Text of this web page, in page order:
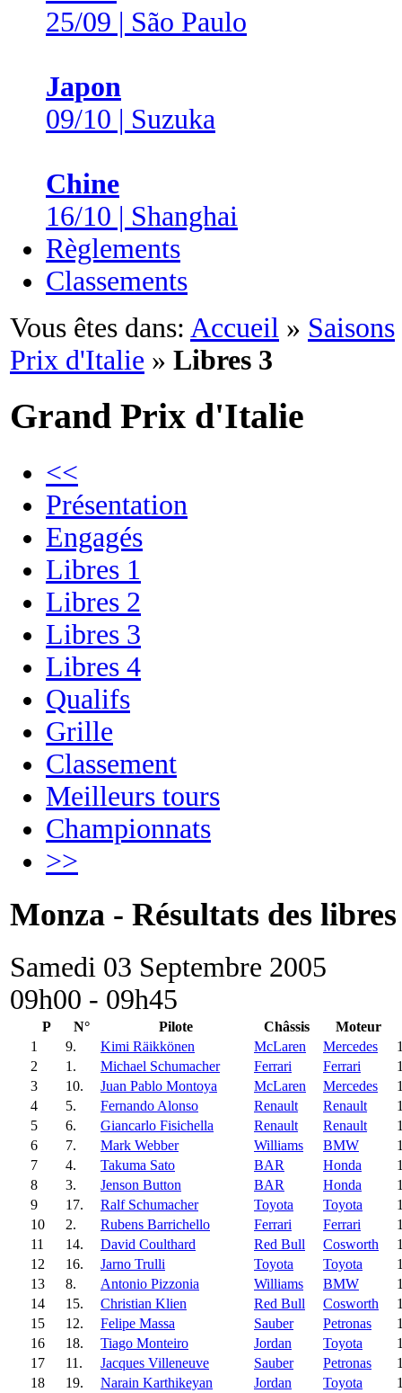
25/09 | São Paulo
Japon
09/10 | Suzuka
Chine
16/10 | Shanghai
Règlements
Classements
Vous êtes dans: Accueil » Saisons
Prix d'Italie » Libres 3
Grand Prix d'Italie
<<
Présentation
Engagés
Libres 1
Libres 2
Libres 3
Libres 4
Qualifs
Grille
Classement
Meilleurs tours
Championnats
>>
Monza - Résultats des
Samedi 03 Septembre 2005
09h00 - 09h45
P N° Pilote Châssis
Moteur
1
9. Kimi Räikkönen McLaren Mercedes
2
1. Michael Schumacher Ferrari Ferrari
3
10. Juan Pablo Montoya McLaren Mercedes
4
5. Fernando Alonso Renault Renault
5
6. Giancarlo Fisichella Renault Renault
6
7. Mark Webber Williams BMW
7
4. Takuma Sato BAR Honda
8
3. Jenson Button BAR Honda
9
17. Ralf Schumacher Toyota Toyota
10
2. Rubens Barrichello Ferrari Ferrari
11
14. David Coulthard Red Bull Cosworth
12
16. Jarno Trulli Toyota Toyota
13
8. Antonio Pizzonia Williams BMW
14
15. Christian Klien Red Bull Cosworth
15
12. Felipe Massa Sauber Petronas
16
18. Tiago Monteiro Jordan Toyota
17
11. Jacques Villeneuve Sauber Petronas
18
19. Narain Karthikeyan Jordan Toyota